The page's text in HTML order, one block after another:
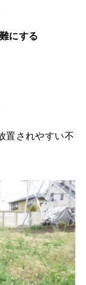
にする
置されやすい不